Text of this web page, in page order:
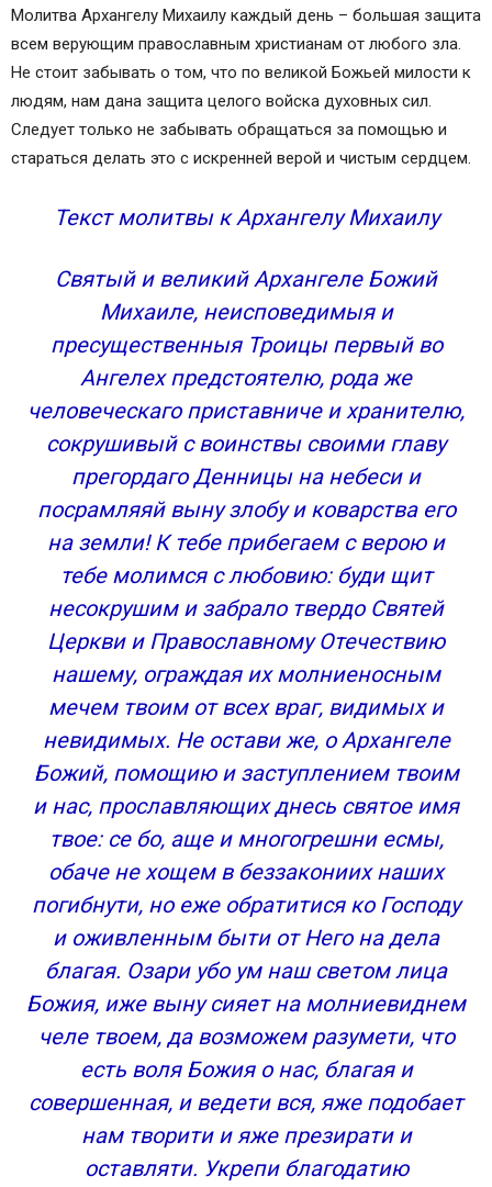
Молитва Архангелу Михаилу каждый день – большая защита
всем верующим православным христианам от любого зла.
Не стоит забывать о том, что по великой Божьей милости к
людям, нам дана защита целого войска духовных сил.
Следует только не забывать обращаться за помощью и
стараться делать это с искренней верой и чистым сердцем.
Текст молитвы к Архангелу Михаилу
Святый и великий Архангеле Божий
Михаиле, неисповедимыя и
пресущественныя Троицы первый во
Ангелех предстоятелю, рода же
человеческаго приставниче и хранителю,
сокрушивый с воинствы своими главу
прегордаго Денницы на небеси и
посрамляяй выну злобу и коварства его
на земли! К тебе прибегаем с верою и
тебе молимся с любовию: буди щит
несокрушим и забрало твердо Святей
Церкви и Православному Отечествию
нашему, ограждая их молниеносным
мечем твоим от всех враг, видимых и
невидимых. Не остави же, о Архангеле
Божий, помощию и заступлением твоим
и нас, прославляющих днесь святое имя
твое: се бо, аще и многогрешни есмы,
обаче не хощем в беззакониих наших
погибнути, но еже обратитися ко Господу
и оживленным быти от Него на дела
благая. Озари убо ум наш светом лица
Божия, иже выну сияет на молниевиднем
челе твоем, да возможем разумети, что
есть воля Божия о нас, благая и
совершенная, и ведети вся, яже подобает
нам творити и яже презирати и
оставляти. Укрепи благодатию